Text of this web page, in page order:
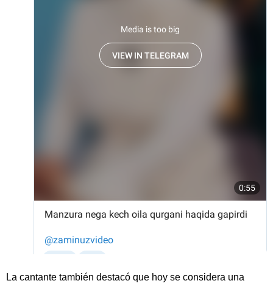
La cantante también destacó que hoy se considera una